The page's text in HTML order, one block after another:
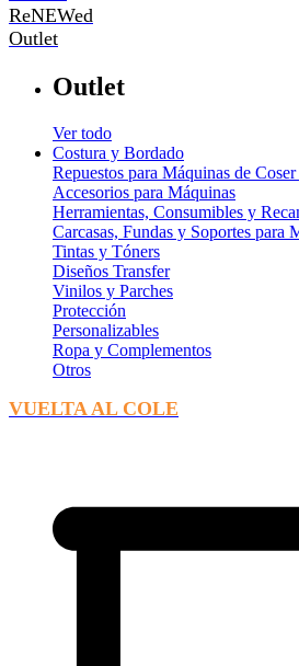
ReNEWed
Outlet
Outlet
Ver todo
Costura y Bordado
Repuestos para Máquinas de
Accesorios para Máquinas
Herramientas, Consumibles y
Carcasas, Fundas y Soportes para
Tintas y Tóners
Diseños Transfer
Vinilos y Parches
Protección
Personalizables
Ropa y Complementos
Otros
VUELTA AL COLE